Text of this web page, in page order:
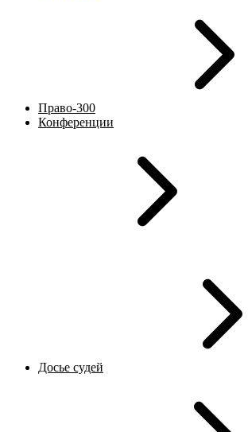
Право-300
Конференции
Досье судей